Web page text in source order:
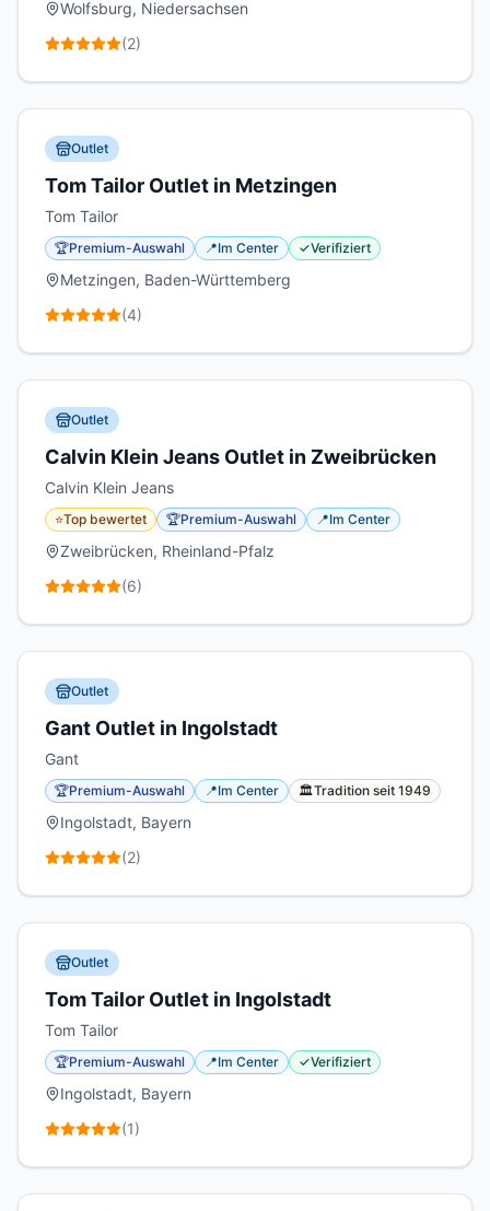
Wolfsburg, Niedersachsen
(2)
Outlet
Tom Tailor Outlet in Metzingen
Tom Tailor
🏆Premium-Auswahl 📍Im Center ✓Verifiziert
Metzingen, Baden-Württemberg
(4)
Outlet
Calvin Klein Jeans Outlet in Zweibrücken
Calvin Klein Jeans
⭐Top bewertet 🏆Premium-Auswahl 📍Im Center
Zweibrücken, Rheinland-Pfalz
(6)
Outlet
Gant Outlet in Ingolstadt
Gant
🏆Premium-Auswahl 📍Im Center 🏛️Tradition seit 1949
Ingolstadt, Bayern
(2)
Outlet
Tom Tailor Outlet in Ingolstadt
Tom Tailor
🏆Premium-Auswahl 📍Im Center ✓Verifiziert
Ingolstadt, Bayern
(1)